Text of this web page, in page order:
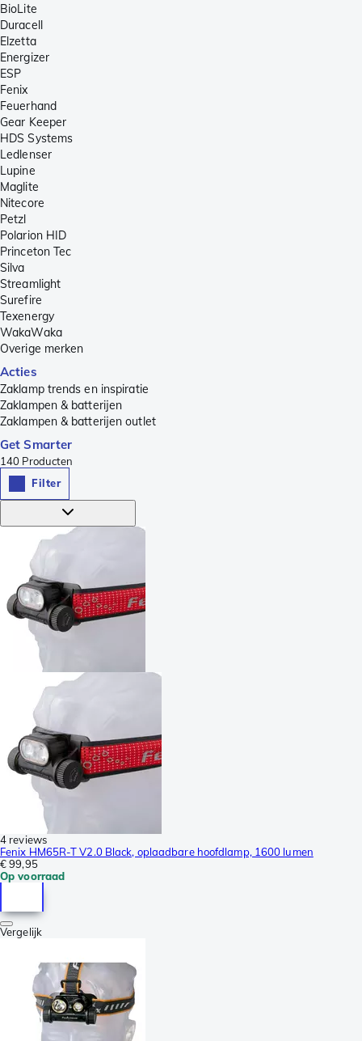
BioLite
Duracell
Elzetta
Energizer
ESP
Fenix
Feuerhand
Gear Keeper
HDS Systems
Ledlenser
Lupine
Maglite
Nitecore
Petzl
Polarion HID
Princeton Tec
Silva
Streamlight
Surefire
Texenergy
WakaWaka
Overige merken
Acties
Zaklamp trends en inspiratie
Zaklampen & batterijen
Zaklampen & batterijen outlet
Get Smarter
140 Producten
Filter
4 reviews
Fenix HM65R-T V2.0 Black, oplaadbare hoofdlamp, 1600 lumen
€ 99,95
Op voorraad
Vergelijk